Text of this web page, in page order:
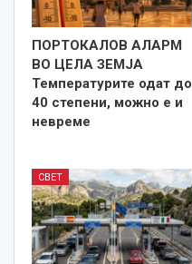
ПОРТОКАЛОВ АЛАРМ
ВО ЦЕЛА ЗЕМЈА
Температурите одат до
40 степени, можно е и
невреме
СВЕТ